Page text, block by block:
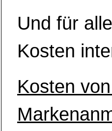
Und für
Kosten
Kosten